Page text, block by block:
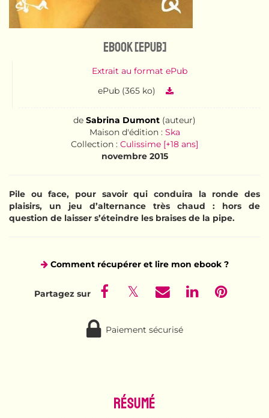
eBook [ePub]
Extrait au format ePub
ePub (365 ko)
de Sabrina Dumont (auteur)
Maison d'édition : Ska
Collection : Culissime [+18 ans]
novembre 2015
Pile ou face, pour savoir qui conduira la ronde des
plaisirs, un jeu d’alternance très chaud : hors de
question de laisser s’éteindre les braises de la pipe.
Comment récupérer et lire mon ebook ?
Paiement sécurisé
Résumé